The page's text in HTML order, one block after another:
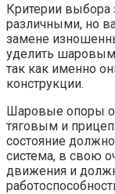
Критерии выбора
различными, но
замене
уделить
так как именно
конструкции.
Шаровые опоры
тяговым и
состояние
система, в свою
движения и